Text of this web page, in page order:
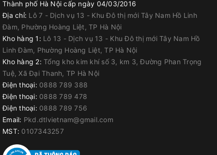
Thành phố Hà Nội cấp ngày 04/03/2016
Địa chỉ: Lô 7 - Dịch vụ 13 - Khu Đô thị mới Tây Nam Hồ Linh
Đàm, Phường Hoàng Liệt, TP Hà Nội
Kho hàng 1: Lô 13 - Dịch vụ 13 - Khu Đô thị mới Tây Nam Hồ
Linh Đàm, Phường Hoàng Liệt, TP Hà Nội
Kho hàng 2: Tổng kho kim khí số 3, km 3, Đường Phan Trọng
Tuệ, Xã Đại Thanh, TP Hà Nội
Điện thoại: 0888 789 388
Điện thoại: 0888 789 478
Điện thoại: 0888 789 756
Email: Pkd.dtlvietnam@gmail.com
MST: 0107343257